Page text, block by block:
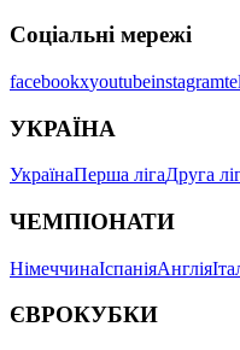
Соціальні мережі
facebookxyoutubeinstagram
УКРАЇНА
УкраїнаПерша лігаДруга
ЧЕМПІОНАТИ
НімеччинаІспаніяАнглія
ЄВРОКУБКИ